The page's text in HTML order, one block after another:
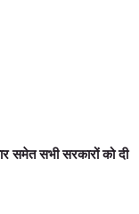
समेत सभी सरकारों को दी